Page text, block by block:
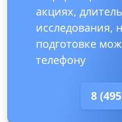
акциях,
исследования,
подготовке
телефону
8